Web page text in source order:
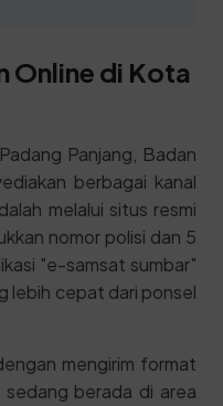
Online di Kota
Panjang, Badan
berbagai kanal
melalui situs resmi
nomor polisi dan 5
"e-samsat sumbar"
lebih cepat dari ponsel
mengirim format
berada di area